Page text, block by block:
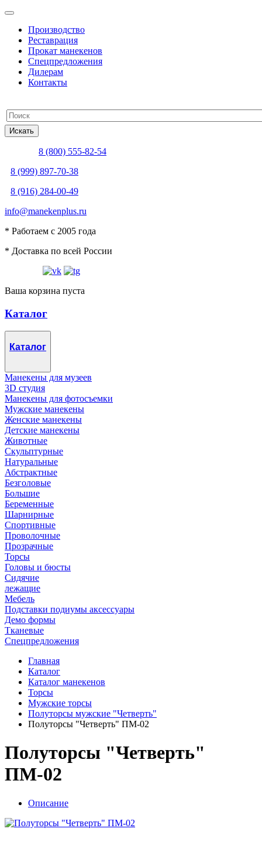
Производство
Реставрация
Прокат манекенов
Спецпредложения
Дилерам
Контакты
8 (800) 555-82-54
8 (999) 897-70-38
8 (916) 284-00-49
info@manekenplus.ru
* Работаем с 2005 года
* Доставка по всей России
Ваша корзина пуста
Каталог
Каталог
Манекены для музеев
3D студия
Манекены для фотосъемки
Мужские манекены
Женские манекены
Детские манекены
Животные
Скульптурные
Натуральные
Абстрактные
Безголовые
Большие
Беременные
Шарнирные
Спортивные
Проволочные
Прозрачные
Торсы
Головы и бюсты
Сидячие
лежащие
Мебель
Подставки подиумы аксессуары
Демо формы
Тканевые
Спецпредложения
Главная
Каталог
Каталог манекенов
Торсы
Мужские торсы
Полуторсы мужские "Четверть"
Полуторсы "Четверть" ПМ-02
Полуторсы "Четверть"
ПМ-02
Описание